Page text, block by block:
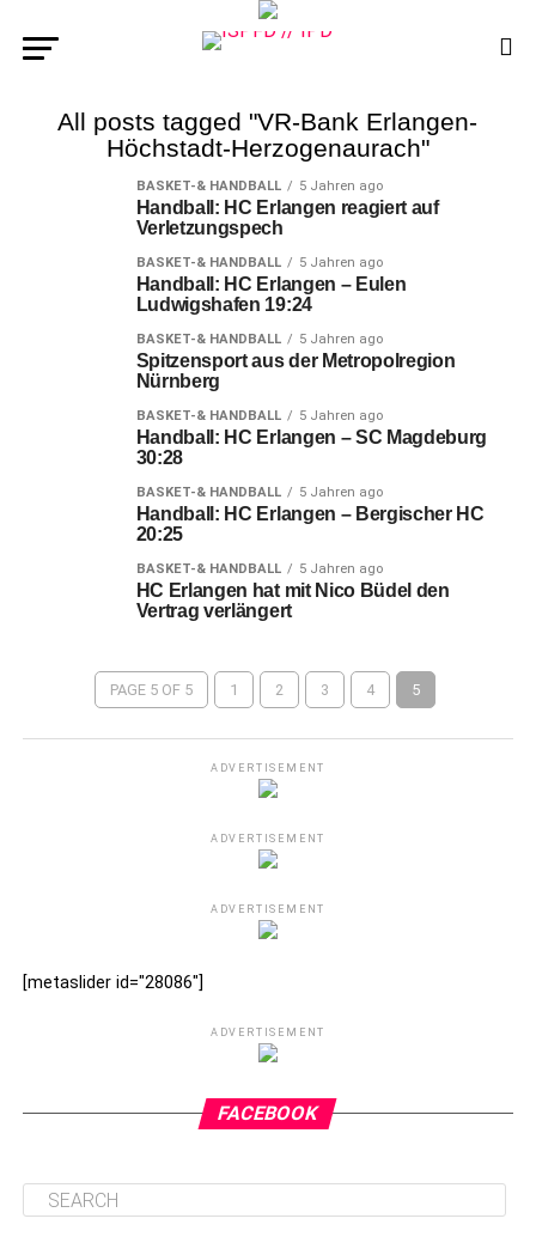
All posts tagged "VR-Bank Erlangen-
Höchstadt-Herzogenaurach"
BASKET-& HANDBALL 5 Jahren ago
Handball: HC Erlangen reagiert auf
Verletzungspech
BASKET-& HANDBALL 5 Jahren ago
Handball: HC Erlangen – Eulen
Ludwigshafen 19:24
BASKET-& HANDBALL 5 Jahren ago
Spitzensport aus der Metropolregion
Nürnberg
BASKET-& HANDBALL 5 Jahren ago
Handball: HC Erlangen – SC Magdeburg
30:28
BASKET-& HANDBALL 5 Jahren ago
Handball: HC Erlangen – Bergischer HC
20:25
BASKET-& HANDBALL 5 Jahren ago
HC Erlangen hat mit Nico Büdel den
Vertrag verlängert
PAGE 5 OF 5 1 2 3 4 5
ADVERTISEMENT
ADVERTISEMENT
ADVERTISEMENT
[metaslider id="28086"]
ADVERTISEMENT
FACEBOOK